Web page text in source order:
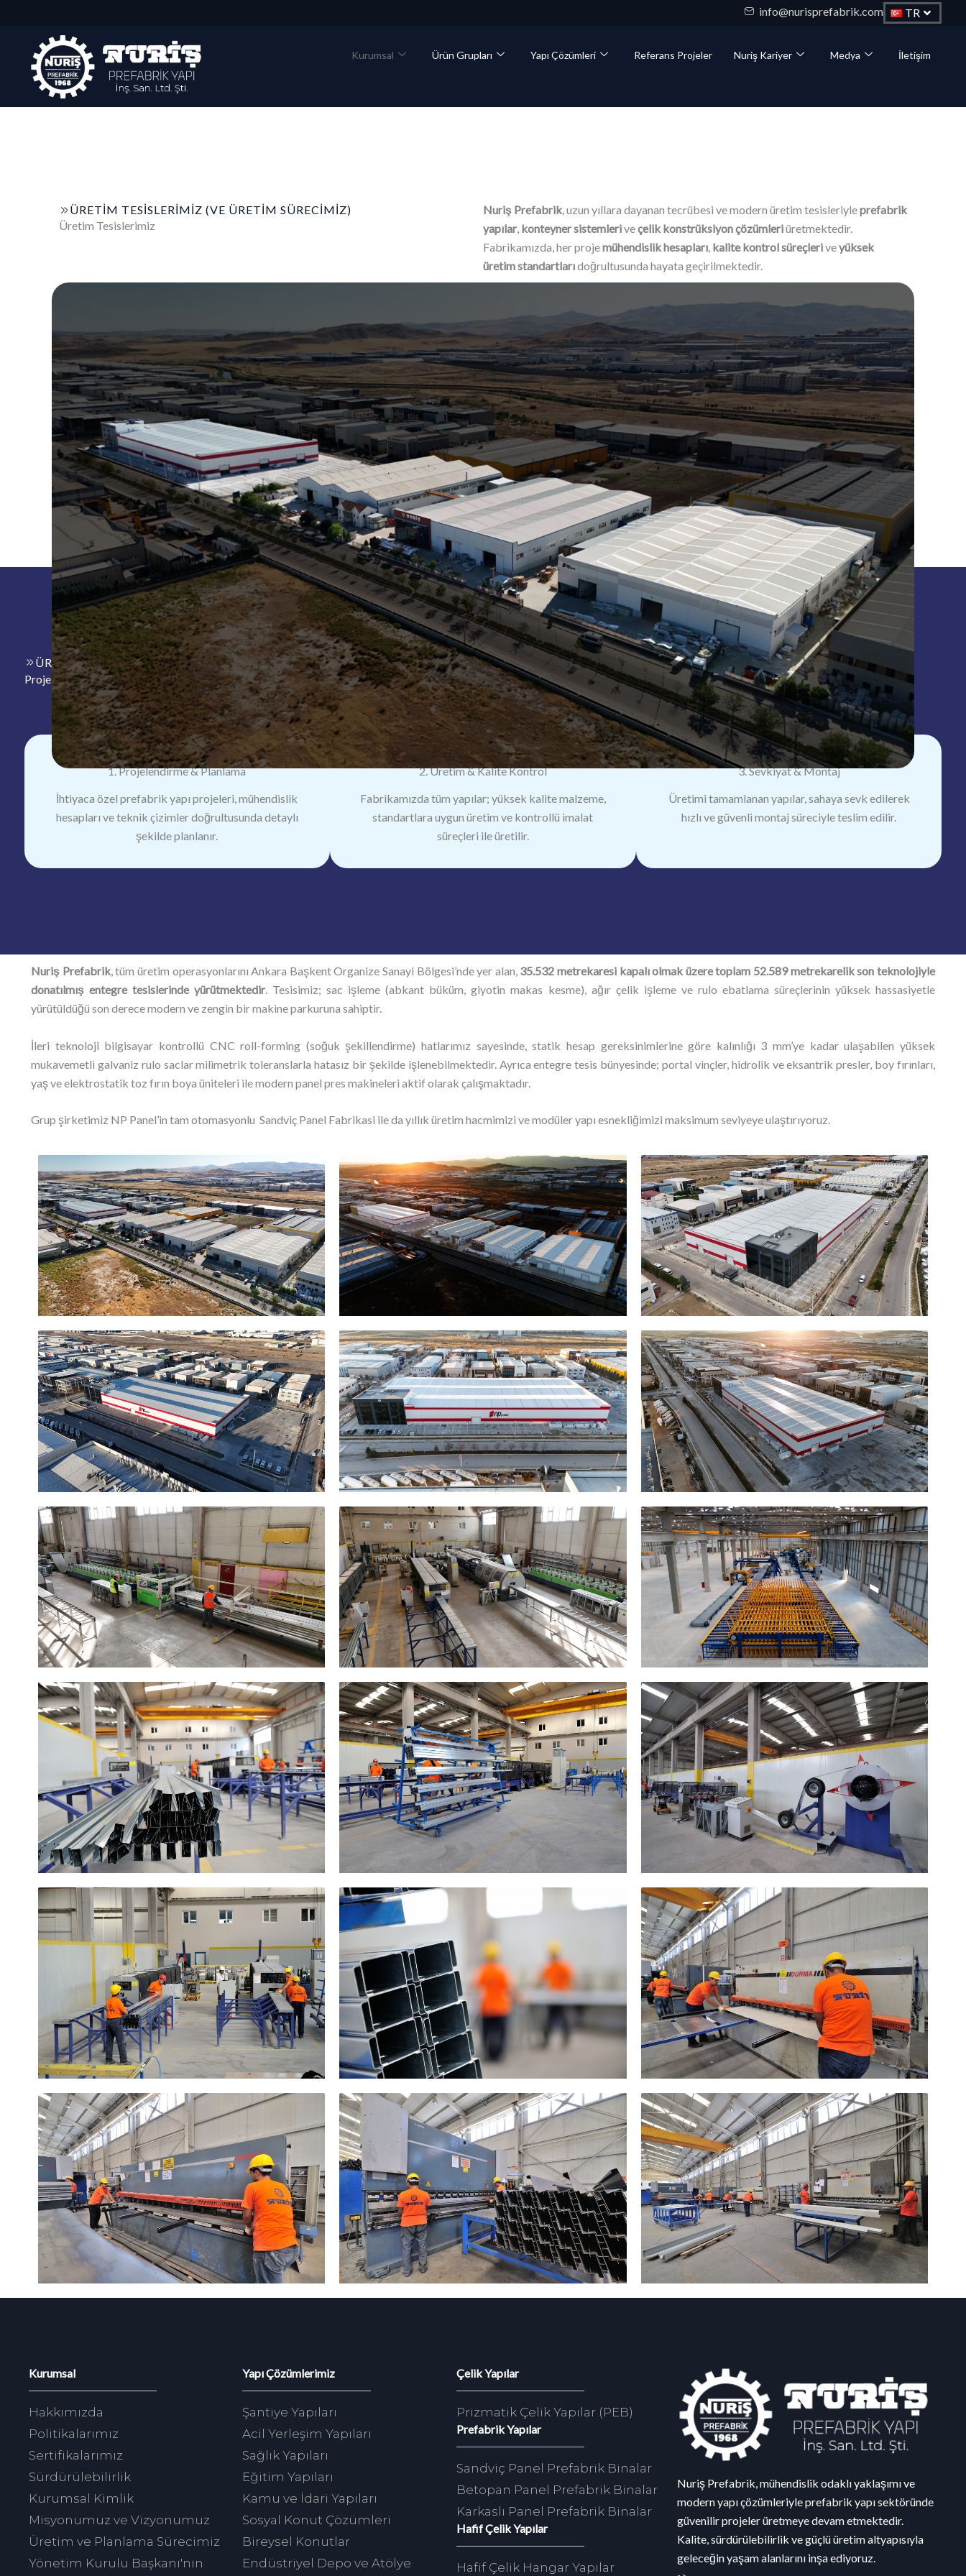
info@nurisprefabrik.com TR
Kurumsal Ürün Grupları Yapı Çözümleri Referans Projeler Nuriş Kariyer Medya İletişim
ÜRETIM TESISLERIMIZ (VE ÜRETİM SÜRECİMİZ)
Üretim Tesislerimiz
Nuriş Prefabrik, uzun yıllara dayanan tecrübesi ve modern üretim tesisleriyleprefabrik
yapılar, konteyner sistemleriveçelik konstrüksiyon çözümleriüretmektedir.
Fabrikamızda, her projemühendislik hesapları, kalite kontrol süreçleriveyüksek
üretim standartlarıdoğrultusunda hayata geçirilmektedir.
ÜRETİM SÜRECİMİZ
Projelere Değer Katan Üretim Sürecimiz
1. Projelendirme & Planlama
İhtiyaca özel prefabrik yapı projeleri, mühendislik
hesapları ve teknik çizimler doğrultusunda detaylı
şekilde planlanır.
2. Üretim & Kalite Kontrol
Fabrikamızda tüm yapılar; yüksek kalite malzeme,
standartlara uygun üretim ve kontrollü imalat
süreçleri ile üretilir.
3. Sevkiyat & Montaj
Üretimi tamamlanan yapılar, sahaya sevk edilerek
hızlı ve güvenli montaj süreciyle teslim edilir.
Nuriş Prefabrik, tüm üretim operasyonlarını Ankara Başkent Organize Sanayi Bölgesi’nde yer alan, 35.532 metrekaresi kapalı olmak üzere toplam 52.589 metrekarelik son teknolojiyle
donatılmış entegre tesislerinde yürütmektedir. Tesisimiz; sac işleme (abkant büküm, giyotin makas kesme), ağır çelik işleme ve rulo ebatlama süreçlerinin yüksek hassasiyetle
yürütüldüğü son derece modern ve zengin bir makine parkuruna sahiptir.
İleri teknoloji bilgisayar kontrollü CNC roll-forming (soğuk şekillendirme) hatlarımız sayesinde, statik hesap gereksinimlerine göre kalınlığı 3 mm’ye kadar ulaşabilen yüksek
mukavemetli galvaniz rulo saclar milimetrik toleranslarla hatasız bir şekilde işlenebilmektedir. Ayrıca entegre tesis bünyesinde; portal vinçler, hidrolik ve eksantrik presler, boy fırınları,
yaş ve elektrostatik toz fırın boya üniteleri ile modern panel pres makineleri aktif olarak çalışmaktadır.
Grup şirketimiz NP Panel’in tam otomasyonlu Sandviç Panel Fabrikasi ile da yıllık üretim hacmimizi ve modüler yapı esnekliğimizi maksimum seviyeye ulaştırıyoruz.
Kurumsal
Hakkımızda
Politikalarımız
Sertifikalarımız
Sürdürülebilirlik
Kurumsal Kimlik
Misyonumuz ve Vizyonumuz
Üretim ve Planlama Sürecimiz
Yönetim Kurulu Başkanı'nın
Yapı Çözümlerimiz
Şantiye Yapıları
Acil Yerleşim Yapıları
Sağlık Yapıları
Eğitim Yapıları
Kamu ve İdari Yapıları
Sosyal Konut Çözümleri
Bireysel Konutlar
Endüstriyel Depo ve Atölye
Çelik Yapılar
Prizmatik Çelik Yapılar (PEB)
Prefabrik Yapılar
Sandviç Panel Prefabrik Binalar
Betopan Panel Prefabrik Binalar
Karkaslı Panel Prefabrik Binalar
Hafif Çelik Yapılar
Hafif Çelik Hangar Yapılar
Nuriş Prefabrik, mühendislik odaklı yaklaşımı ve
modern yapı çözümleriyle prefabrik yapı sektöründe
güvenilir projeler üretmeye devam etmektedir.
Kalite, sürdürülebilirlik ve güçlü üretim altyapısıyla
geleceğin yaşam alanlarını inşa ediyoruz.